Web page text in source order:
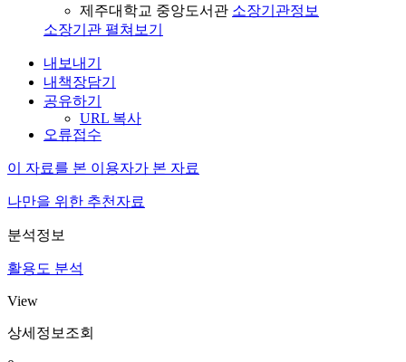
제주대학교 중앙도서관 소장기관정보
소장기관 펼쳐보기
내보내기
내책장담기
공유하기
URL 복사
오류접수
이 자료를 본 이용자가 본 자료
나만을 위한 추천자료
분석정보
활용도 분석
View
상세정보조회